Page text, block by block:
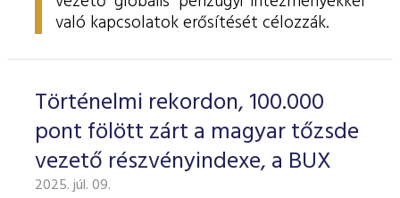
való kapcsolatok erősítését célozzák.
Történelmi rekordon, 100.000
pont fölött zárt a magyar tőzsde
vezető részvényindexe, a BUX
2025. júl. 09.